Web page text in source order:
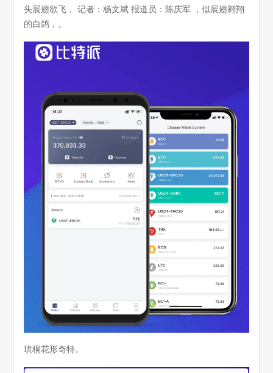
头展翅欲飞， 记者：杨文斌 报道员：陈庆军 ，似展翅翱翔
的白鸽，。
珙桐花形奇特。